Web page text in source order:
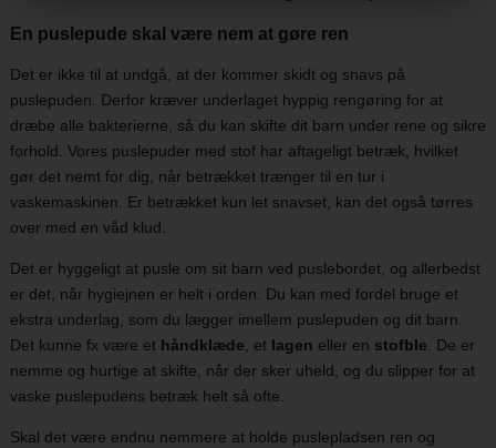
En puslepude skal være nem at gøre ren
Det er ikke til at undgå, at der kommer skidt og snavs på
puslepuden. Derfor kræver underlaget hyppig rengøring for at
dræbe alle bakterierne, så du kan skifte dit barn under rene og sikre
forhold. Vores puslepuder med stof har aftageligt betræk, hvilket
gør det nemt for dig, når betrækket trænger til en tur i
vaskemaskinen. Er betrækket kun let snavset, kan det også tørres
over med en våd klud.
Det er hyggeligt at pusle om sit barn ved puslebordet, og allerbedst
er det, når hygiejnen er helt i orden. Du kan med fordel bruge et
ekstra underlag, som du lægger imellem puslepuden og dit barn.
Det kunne fx være et håndklæde , et lagen eller en stofble . De er
nemme og hurtige at skifte, når der sker uheld, og du slipper for at
vaske puslepudens betræk helt så ofte.
Skal det være endnu nemmere at holde puslepladsen ren og